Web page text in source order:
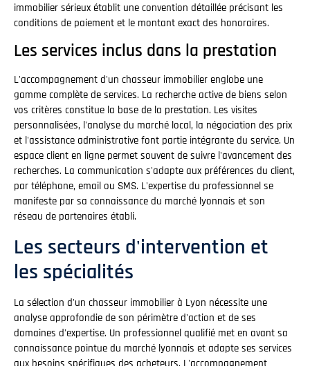
immobilier sérieux établit une convention détaillée précisant les
conditions de paiement et le montant exact des honoraires.
Les services inclus dans la prestation
L'accompagnement d'un chasseur immobilier englobe une
gamme complète de services. La recherche active de biens selon
vos critères constitue la base de la prestation. Les visites
personnalisées, l'analyse du marché local, la négociation des prix
et l'assistance administrative font partie intégrante du service. Un
espace client en ligne permet souvent de suivre l'avancement des
recherches. La communication s'adapte aux préférences du client,
par téléphone, email ou SMS. L'expertise du professionnel se
manifeste par sa connaissance du marché lyonnais et son
réseau de partenaires établi.
Les secteurs d'intervention et
les spécialités
La sélection d'un chasseur immobilier à Lyon nécessite une
analyse approfondie de son périmètre d'action et de ses
domaines d'expertise. Un professionnel qualifié met en avant sa
connaissance pointue du marché lyonnais et adapte ses services
aux besoins spécifiques des acheteurs. L'accompagnement